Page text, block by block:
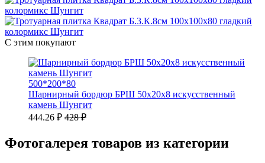
С этим покупают
500*200*80
Шарнирный бордюр БРШ 50х20х8 искусственный
камень Шунгит
444.26 ₽ 428 ₽
Фотогалерея товаров из категории